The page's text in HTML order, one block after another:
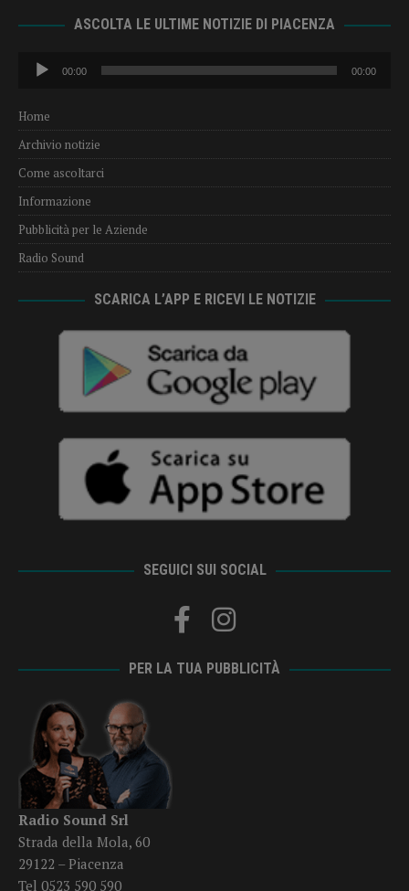
ASCOLTA LE ULTIME NOTIZIE DI PIACENZA
Audio
Player
00:00 00:00
Home
Archivio notizie
Come ascoltarci
Informazione
Pubblicità per le Aziende
Radio Sound
SCARICA L’APP E RICEVI LE NOTIZIE
SEGUICI SUI SOCIAL
PER LA TUA PUBBLICITÀ
Radio Sound Srl
Strada della Mola, 60
29122 – Piacenza
Tel 0523 590 590